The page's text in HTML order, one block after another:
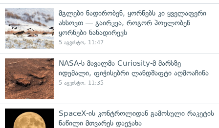
მგლები ნადირობენ, ყორნებს კი ყველაფერი
ახსოვთ — გაირკვა, როგორ პოულობენ
ყორნები ნანადირევს
5 აგვისტო, 11:47
NASA-ს მავალმა Curiosity-მ მარსზე
იდუმალი, ფიჭისებრი ლანდშაფტი აღმოაჩინა
5 აგვისტო, 11:35
SpaceX-ის კონტროლიდან გამოსული რაკეტის
ნაწილი მთვარეს დაეჯახა